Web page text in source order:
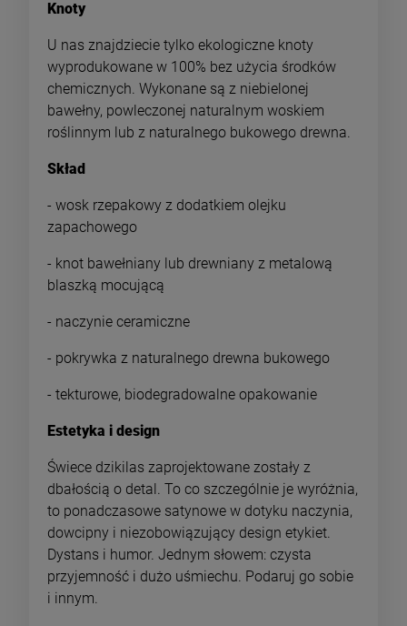
Knoty
U nas znajdziecie tylko ekologiczne knoty
wyprodukowane w 100% bez użycia środków
chemicznych. Wykonane są z niebielonej
bawełny, powleczonej naturalnym woskiem
roślinnym lub z naturalnego bukowego drewna.
Skład
- wosk rzepakowy z dodatkiem olejku
zapachowego
- knot bawełniany lub drewniany z metalową
blaszką mocującą
- naczynie ceramiczne
- pokrywka z naturalnego drewna bukowego
- tekturowe, biodegradowalne opakowanie
Estetyka i design
Świece dzikilas zaprojektowane zostały z
dbałością o detal. To co szczególnie je wyróżnia,
to ponadczasowe satynowe w dotyku naczynia,
dowcipny i niezobowiązujący design etykiet.
Dystans i humor. Jednym słowem: czysta
przyjemność i dużo uśmiechu. Podaruj go sobie
i innym.